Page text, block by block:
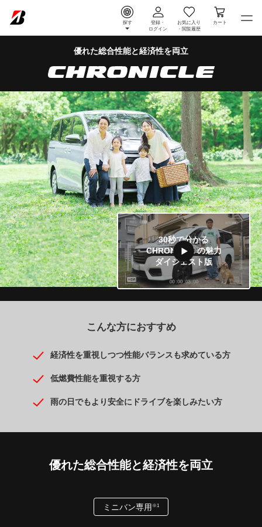
探す
登録・
ログイン
お気に入り
・ 閲覧履歴
カート
優れた総合性能と経済性を両立
優れた総合性能と経済性を両立
ミニバン専用 ※1
30秒で分かる
CHRONICLE の魅力
ダイジェスト版
「30秒で分かる
こんな方におすすめ
経済性を重視しつつ性能バランスも求めている方
低燃費性能を重視する方
雨の日でもより安全にドライブを楽しみたい方
性能
サイズ / 価格表
ピックアップ
よくあるご質問